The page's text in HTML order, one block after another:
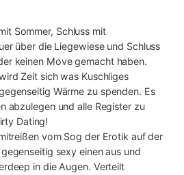
Sommer, Schluss mit
über die Liegewiese und Schluss
keinen Move gemacht haben.
Zeit sich was Kuschliges
Wärme zu spenden. Es
abzulegen und alle Register zu
Dating!
vom Sog der Erotik auf der
sexy einen aus und
in die Augen. Verteilt